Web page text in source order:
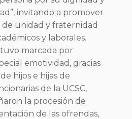
invitando a promover
unidad y fraternidad
y laborales.
marcada por
emotividad, gracias
hijos e hijas de
de la UCSC,
la procesión de
de las ofrendas,